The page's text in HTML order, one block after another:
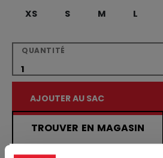
XS S M L
QUANTITÉ
AJOUTER AU SAC
TROUVER EN MAGASIN